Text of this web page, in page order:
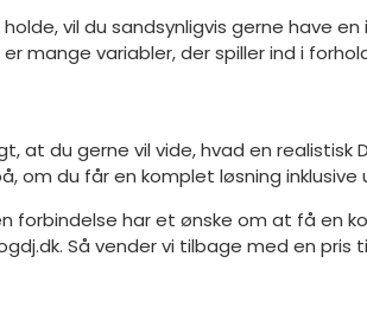
holde, vil du sandsynligvis gerne have
mange variabler, der spiller ind i
at du gerne vil vide, hvad en realistisk
om du får en komplet løsning
forbindelse har et ønske om at få en
Så vender vi tilbage med en pris